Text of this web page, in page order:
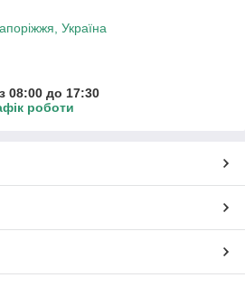
Україна
08:00 до 17:30
роботи